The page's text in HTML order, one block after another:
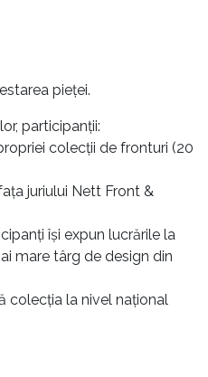
pieței.
participanții:
colecții de fronturi (20
juriului Nett Front &
își expun lucrările la
mare târg de design din
colecția la nivel național